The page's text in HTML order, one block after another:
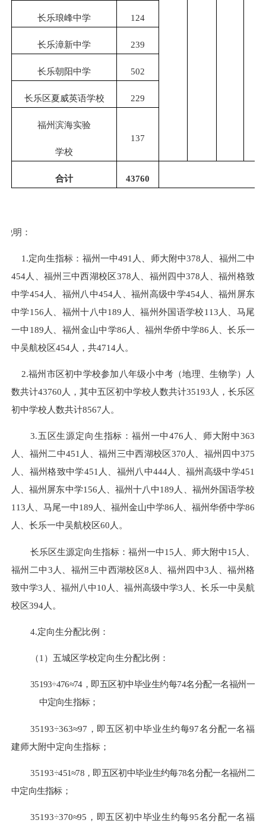
长乐琅峰中学 124
长乐漳新中学 239
长乐朝阳中学 502
长乐区夏威英语学校 229
福州滨海实验
学校
137
合计 43760
说明：
1.定向生指标：福州一中491 人、师大附中378 人、福州二中
454人、福州三中西湖校区378 人、福州四中378 人、福州 格致
中学454人、福州八中454人、福州高级中学454人、福州 屏东
中学156 人、 福州十八中189 人、福州外国语学校113 人、 马尾
一中 189 人 福州金山中学86人、福州华侨中学86人、长乐一
中吴航校区454人，共4714人。
2.福州市区初中学校参加八年级小中考（地理、生物学）人
数共计43760 人 ，其中五区初中学校 人数共计35193 人，长乐区
初中学校 人数共计8567 人。
3.五区生源定向生指标：福州一中476 人、师大附中363
人、福州二中451人、福州三中西湖校区370人、福州四中375
人、 福州格致中学451人、福州八中444人、福州高级中学451
人、福州 屏东中学156人、 福州十八中189人、 福州外国语学校
113人、 马尾一中189人 、 福州金山中学86人、福州华侨中学86
人、 长乐一中吴航校区60人。
长乐区生源定向生指标：福州一中15 人、师大附中15 人、
福州二中3 人、福州三中西湖校区8 人、福州四中3 人、福州格
致中学3 人、福州八中10 人、福州高级中学3 人、长乐一中吴航
校区394人。
4.定向生分配比例：
（1）五城区学校定向生分配比例：
35193÷476≈74，即五区初中毕业生约每74名分配一名福州一
中定向生指标；
35193÷363≈97，即五区初中毕业生约每97名分配一名福
建师大附中定向生指标；
35193÷451≈78，即五区初中毕业生约每78名分配一名福州二
中定向生指标；
35193÷370≈95 ，即五区初中毕业生约每95名分配一名福